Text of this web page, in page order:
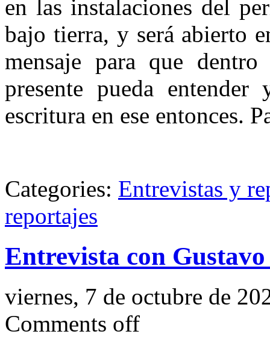
en las instalaciones del
bajo tierra, y será abierto
mensaje para que
presente pueda
escritura en ese entonces.
Categories: Entrevistas y
reportajes
Entrevista con Gustavo
viernes, 7 de octubre de
Comments off